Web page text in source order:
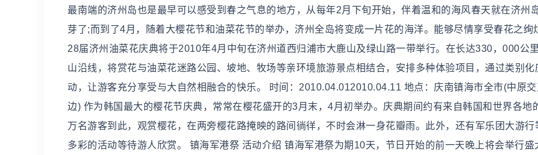
最南端的济州岛也是最早可以感受到春之气息的地方，从每年2月下旬开始，伴着温和的海风春天就在济州
芽了;而到了4月，随着大樱花节和油菜花节的举办，济州全岛将变成一片花的海洋。能够尽情享受春花之绚
28届济州油菜花庆典将于2010年4月中旬在济州道西归浦市大鹿山及绿山路一带举行。在长达330，000公
山沿线，将赏花与油菜花迷路公园、坡地、牧场等亲环境旅游景点相结合，安排多种体验项目，通过类别化
动，让游客充分享受与大自然相融合的快乐。 时间：2010.04.012010.04.11 地点：庆南镇海市全市(中原交
边) 作为韩国最大的樱花节庆典，常常在樱花盛开的3月末，4月初举办。庆典期间约有来自韩国和世界各地
万名游客到此，观赏樱花，在两旁樱花路掩映的路间徜徉，不时会淋一身花瓣雨。此外，还有军乐团大游行
多彩的活动等待游人欣赏。 镇海军港祭 活动介绍 镇海军港祭为期10天，节日开始的前一天晚上将会举行盛